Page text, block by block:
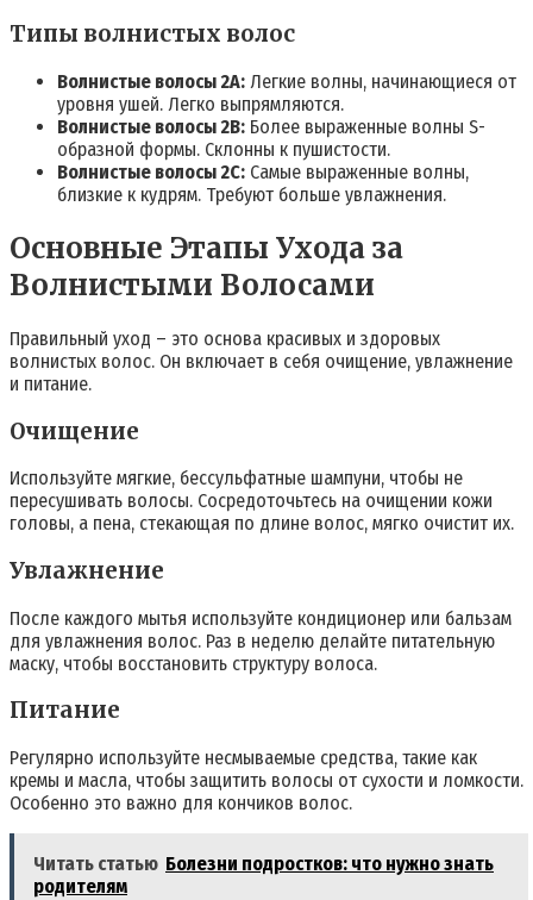
Типы волнистых волос
Волнистые волосы 2A: Легкие волны, начинающиеся от
уровня ушей. Легко выпрямляются.
Волнистые волосы 2B: Более выраженные волны S-
образной формы. Склонны к пушистости.
Волнистые волосы 2C: Самые выраженные волны,
близкие к кудрям. Требуют больше увлажнения.
Основные Этапы Ухода за
Волнистыми Волосами
Правильный уход – это основа красивых и здоровых
волнистых волос. Он включает в себя очищение, увлажнение
и питание.
Очищение
Используйте мягкие, бессульфатные шампуни, чтобы не
пересушивать волосы. Сосредоточьтесь на очищении кожи
головы, а пена, стекающая по длине волос, мягко очистит их.
Увлажнение
После каждого мытья используйте кондиционер или бальзам
для увлажнения волос. Раз в неделю делайте питательную
маску, чтобы восстановить структуру волоса.
Питание
Регулярно используйте несмываемые средства, такие как
кремы и масла, чтобы защитить волосы от сухости и ломкости.
Особенно это важно для кончиков волос.
Читать статью Болезни подростков: что нужно знать
родителям